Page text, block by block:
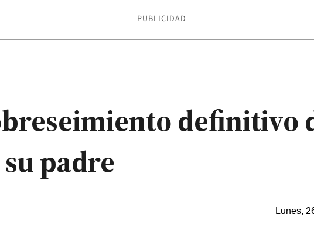
PUBLICIDAD
definitivo
padre
Lunes,